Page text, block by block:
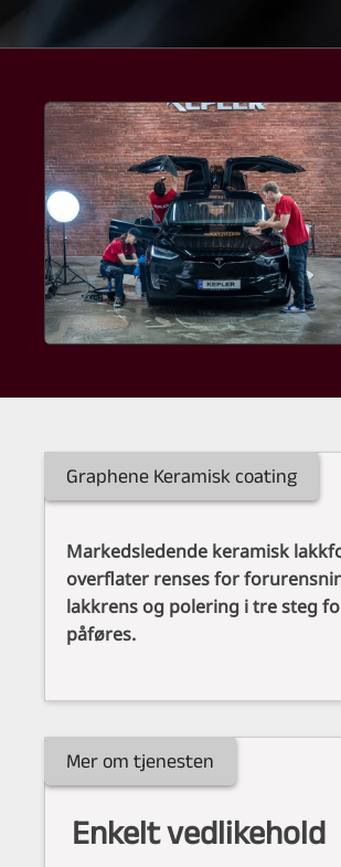
Graphene Keramisk coating
Markedsledende keramisk
overflater renses for
lakkrens og polering i tre steg
påføres.
Mer om tjenesten
Enkelt vedlikehold